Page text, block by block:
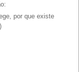
por que existe